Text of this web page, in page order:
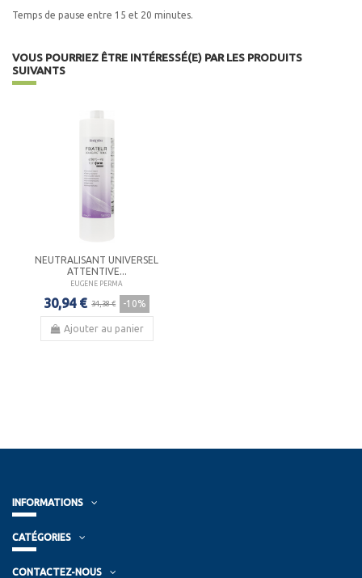
Temps de pause entre 15 et 20 minutes.
VOUS POURRIEZ ÊTRE INTÉRESSÉ(E) PAR LES PRODUITS
SUIVANTS
NEUTRALISANT UNIVERSEL
ATTENTIVE...
EUGENE PERMA
30,94 € 34,38 € -10%
Ajouter au panier
INFORMATIONS
CATÉGORIES
CONTACTEZ-NOUS